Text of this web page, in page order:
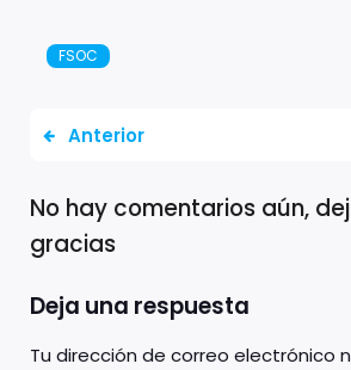
FSOC
Anterior
No hay comentarios aún,
gracias
Deja una respuesta
Tu dirección de correo electrónico